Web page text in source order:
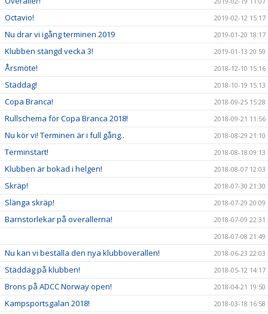
Octavio! 2019-02-12 15:17
Nu drar vi igång terminen 2019 2019-01-20 18:17
Klubben stängd vecka 3! 2019-01-13 20:59
Årsmöte! 2018-12-10 15:16
Städdag! 2018-10-19 15:13
Copa Branca! 2018-09-25 15:28
Rullschema för Copa Branca 2018! 2018-09-21 11:56
Nu kör vi! Terminen är i full gång.. 2018-08-29 21:10
Terminstart! 2018-08-18 09:13
Klubben är bokad i helgen! 2018-08-07 12:03
Skräp! 2018-07-30 21:30
Slänga skräp! 2018-07-29 20:09
Barnstorlekar på overallerna!
2018-07-09 22:31
2018-07-08 21:49
Nu kan vi beställa den nya klubboverallen! 2018-06-23 22:03
Städdag på klubben! 2018-05-12 14:17
Brons på ADCC Norway open! 2018-04-21 19:50
Kampsportsgalan 2018! 2018-03-18 16:58